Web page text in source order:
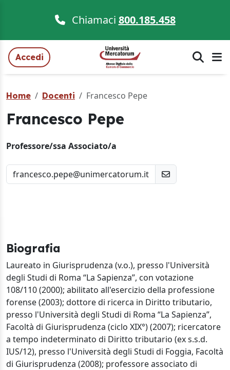
Chiamaci 800.185.458
Accedi
Home Docenti Francesco Pepe
Francesco Pepe
Professore/ssa Associato/a
francesco.pepe@unimercatorum.it
Biografia
Laureato in Giurisprudenza (v.o.), presso l'Università
degli Studi di Roma “La Sapienza”, con votazione
108/110 (2000); abilitato all'esercizio della professione
forense (2003); dottore di ricerca in Diritto tributario,
presso l'Università degli Studi di Roma “La Sapienza”,
Facoltà di Giurisprudenza (ciclo XIX°) (2007); ricercatore
a tempo indeterminato di Diritto tributario (ex s.s.d.
IUS/12), presso l'Università degli Studi di Foggia, Facoltà
di Giurisprudenza (2008); professore associato di